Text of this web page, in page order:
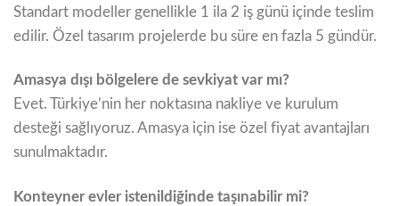
Standart modeller genellikle 1 ila 2 iş günü içinde teslim
edilir. Özel tasarım projelerde bu süre en fazla 5 gündür.
Amasya dışı bölgelere de sevkiyat var mı?
Evet. Türkiye’nin her noktasına nakliye ve kurulum
desteği sağlıyoruz. Amasya için ise özel fiyat avantajları
sunulmaktadır.
Konteyner evler istenildiğinde taşınabilir mi?